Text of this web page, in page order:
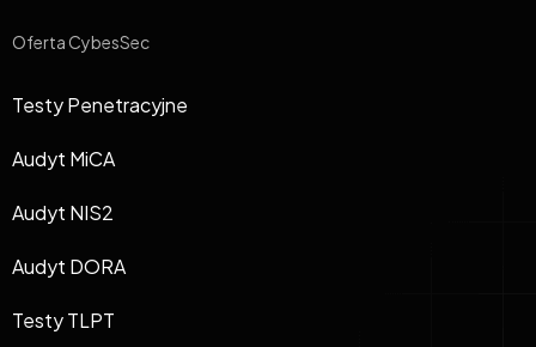
Oferta CybesSec
Testy Penetracyjne
Audyt MiCA
Audyt NIS2
Audyt DORA
Testy TLPT